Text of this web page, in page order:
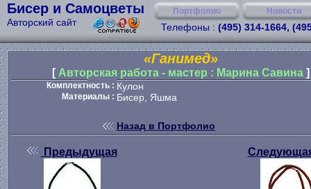
Бисер и Самоцветы
Авторский сайт
Портфолио Новости
Телефоны : (495) 314-1664,
«Ганимед»
[Авторская работа - мастер : Марина Савина ]
Комплектность : Кулон
Материалы : Бисер, Яшма
Назад в Портфолио
Предыдущая